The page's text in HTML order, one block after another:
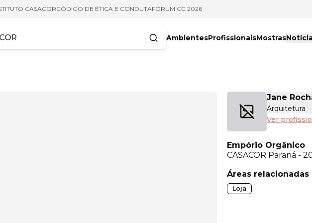
CASACORCÓDIGO DE ÉTICA E CONDUTAFÓRUM CC 2026
AmbientesProfissionaisMostras
Jane
Arquitetura
Ver
Empório Orgânico
CASACOR Paraná -
Áreas relacionadas
Loja